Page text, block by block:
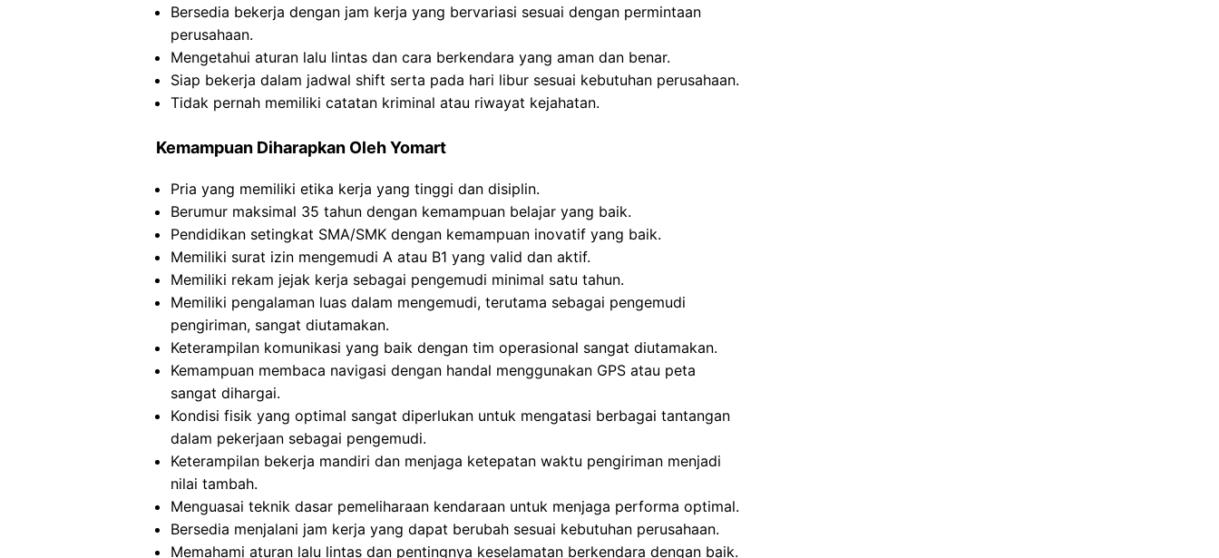
Bersedia bekerja dengan jam kerja yang bervariasi sesuai dengan permintaan
perusahaan.
Mengetahui aturan lalu lintas dan cara berkendara yang aman dan benar.
Siap bekerja dalam jadwal shift serta pada hari libur sesuai kebutuhan perusahaan.
Tidak pernah memiliki catatan kriminal atau riwayat kejahatan.
Kemampuan Diharapkan Oleh Yomart
Pria yang memiliki etika kerja yang tinggi dan disiplin.
Berumur maksimal 35 tahun dengan kemampuan belajar yang baik.
Pendidikan setingkat SMA/SMK dengan kemampuan inovatif yang baik.
Memiliki surat izin mengemudi A atau B1 yang valid dan aktif.
Memiliki rekam jejak kerja sebagai pengemudi minimal satu tahun.
Memiliki pengalaman luas dalam mengemudi, terutama sebagai pengemudi
pengiriman, sangat diutamakan.
Keterampilan komunikasi yang baik dengan tim operasional sangat diutamakan.
Kemampuan membaca navigasi dengan handal menggunakan GPS atau peta
sangat dihargai.
Kondisi fisik yang optimal sangat diperlukan untuk mengatasi berbagai tantangan
dalam pekerjaan sebagai pengemudi.
Keterampilan bekerja mandiri dan menjaga ketepatan waktu pengiriman menjadi
nilai tambah.
Menguasai teknik dasar pemeliharaan kendaraan untuk menjaga performa optimal.
Bersedia menjalani jam kerja yang dapat berubah sesuai kebutuhan perusahaan.
Memahami aturan lalu lintas dan pentingnya keselamatan berkendara dengan baik.